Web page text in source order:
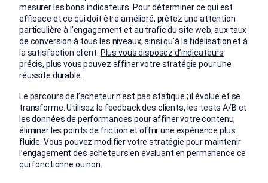
mesurer les bons indicateurs. Pour déterminer ce qui est
efficace et ce qui doit être amélioré, prêtez une attention
particulière à l’engagement et au trafic du site web, aux taux
de conversion à tous les niveaux, ainsi qu’à la fidélisation et à
la satisfaction client. Plus vous disposez d’indicateurs
précis, plus vous pouvez affiner votre stratégie pour une
réussite durable.
Le parcours de l’acheteur n’est pas statique ; il évolue et se
transforme. Utilisez le feedback des clients, les tests A/B et
les données de performances pour affiner votre contenu,
éliminer les points de friction et offrir une expérience plus
fluide. Vous pouvez modifier votre stratégie pour maintenir
l’engagement des acheteurs en évaluant en permanence ce
qui fonctionne ou non.